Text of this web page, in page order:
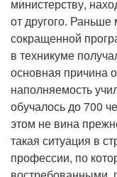
министерству,
от другого.
сокращенной
в техникуме
основная причина
наполняемость
обучалось до 700
этом не вина
такая ситуация в
профессии, по